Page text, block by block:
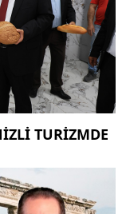
TURIZMDE